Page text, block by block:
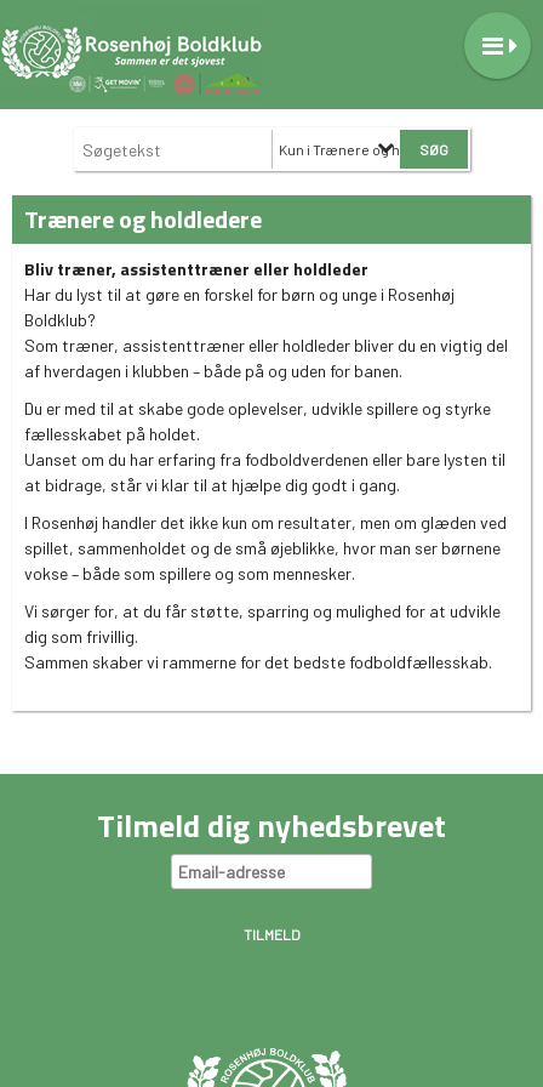
Kun i Trænere og holdledere
Trænere og holdledere
Bliv træner, assistenttræner eller holdleder
Har du lyst til at gøre en forskel for børn og unge i Rosenhøj
Boldklub?
Som træner, assistenttræner eller holdleder bliver du en vigtig del
af hverdagen i klubben – både på og uden for banen.
Du er med til at skabe gode oplevelser, udvikle spillere og styrke
fællesskabet på holdet.
Uanset om du har erfaring fra fodboldverdenen eller bare lysten til
at bidrage, står vi klar til at hjælpe dig godt i gang.
I Rosenhøj handler det ikke kun om resultater, men om glæden ved
spillet, sammenholdet og de små øjeblikke, hvor man ser børnene
vokse – både som spillere og som mennesker.
Vi sørger for, at du får støtte, sparring og mulighed for at udvikle
dig som frivillig.
Sammen skaber vi rammerne for det bedste fodboldfællesskab.
Tilmeld dig nyhedsbrevet